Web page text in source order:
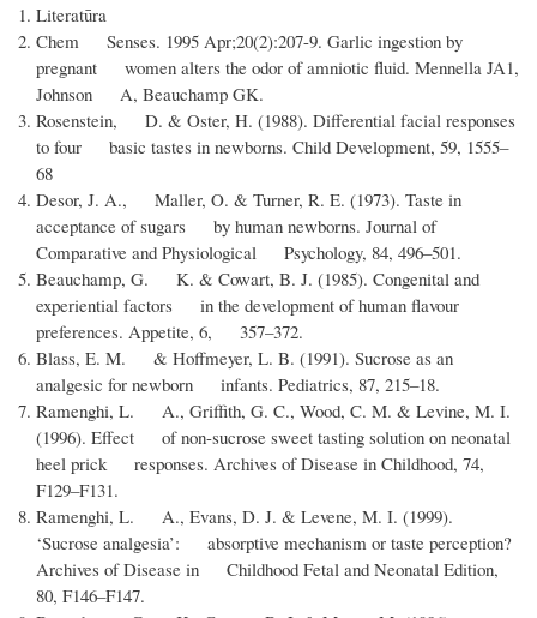
Literatūra
Chem Senses. 1995 Apr;20(2):207-9. Garlic ingestion by
pregnant women alters the odor of amniotic fluid. Mennella JA1,
Johnson A, Beauchamp GK.
Rosenstein, D. & Oster, H. (1988). Differential facial responses
to four basic tastes in newborns. Child Development, 59, 1555–
68
Desor, J. A., Maller, O. & Turner, R. E. (1973). Taste in
acceptance of sugars by human newborns. Journal of
Comparative and Physiological Psychology, 84, 496–501.
Beauchamp, G. K. & Cowart, B. J. (1985). Congenital and
experiential factors in the development of human flavour
preferences. Appetite, 6, 357–372.
Blass, E. M. & Hoffmeyer, L. B. (1991). Sucrose as an
analgesic for newborn infants. Pediatrics, 87, 215–18.
Ramenghi, L. A., Griffith, G. C., Wood, C. M. & Levine, M. I.
(1996). Effect of non-sucrose sweet tasting solution on neonatal
heel prick responses. Archives of Disease in Childhood, 74,
F129–F131.
Ramenghi, L. A., Evans, D. J. & Levene, M. I. (1999).
‘Sucrose analgesia’: absorptive mechanism or taste perception?
Archives of Disease in Childhood Fetal and Neonatal Edition,
80, F146–F147.